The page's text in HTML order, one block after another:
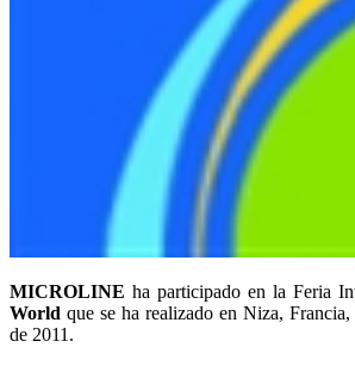
MICROLINE ha participado en la Feria
World que se ha realizado en Niza,
de 2011.